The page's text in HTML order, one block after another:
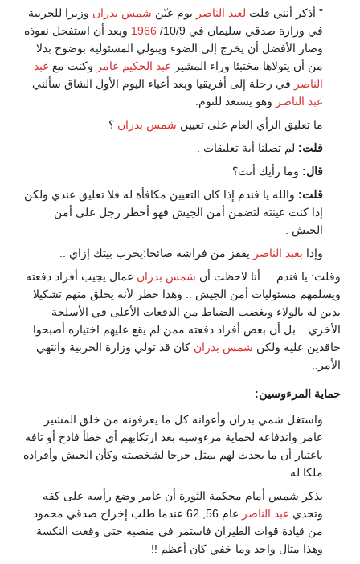
" أذكر أنني قلت لعبد الناصر يوم عيّن شمس بدران وزيرا للحربية
في وزارة صدقي سليمان في 10/9/
1966 وبعد أن استفحل نفوذه
وصار الأفضل أن يخرج إلى الضوء ويتولي المسئولية بوضوح بدلا
من أن يتولاها مختبئا وراء المشير عبد الحكيم عامر وكنت مع عبد
الناصر في رحلة إلى أفريقيا وبعد أعباء اليوم الأول الشاق سألني
عبد الناصر وهو يستعد للنوم:
ما تعليق الرأي العام على تعيين شمس بدران ؟
قلت: لم تصلنا أية تعليقات .
قال: وما رأيك أنت؟
قلت: والله يا فندم إذا كان التعيين مكافأة له فلا تعليق عندي ولكن
إذا كنت عينته لتضمن أمن الجيش فهو أخطر رجل على أمن
الجيش .
وإذا بعبد الناصر يقفز من فراشه صائحا:يخرب بيتك إزاي ..
وقلت: يا فندم ... أنا لاحظت أن شمس بدران عمال يجيب أفراد دفعته
ويسلمهم مسئوليات أمن الجيش .. وهذا خطر لأنه يخلق منهم تشكيلا
يدين له بالولاء ويغضب الضباط من الدفعات الأعلى في الأسلحة
الأخري .. بل أن بعض أفراد دفعته ممن لم يقع عليهم اختياره أصبحوا
حاقدين عليه ولكن شمس بدران كان قد تولي وزارة الحربية وانتهي
الأمر..
حماية المرءوسين:
واستغل شمي بدران وأعوانه كل ما يعرفونه من خلق المشير
عامر واندفاعه لحماية مرءوسيه بعد ارتكابهم أى خطأ فادح أو تافه
باعتبار أن ما يحدث لهم يمثل حرجا لشخصيته وكأن الجيش وأفراده
ملكا له .
يذكر شمس أمام محكمة الثورة أن عامر وضع رأسه على كفه
وتحدي عبد الناصر
عام 56, 62 عندما طلب إخراج صدقي محمود
من قيادة قوات الطيران فاستمر في منصبه حتى وقعت النكسة
وهذا مثال واحد وما خفي كان أعظم !!